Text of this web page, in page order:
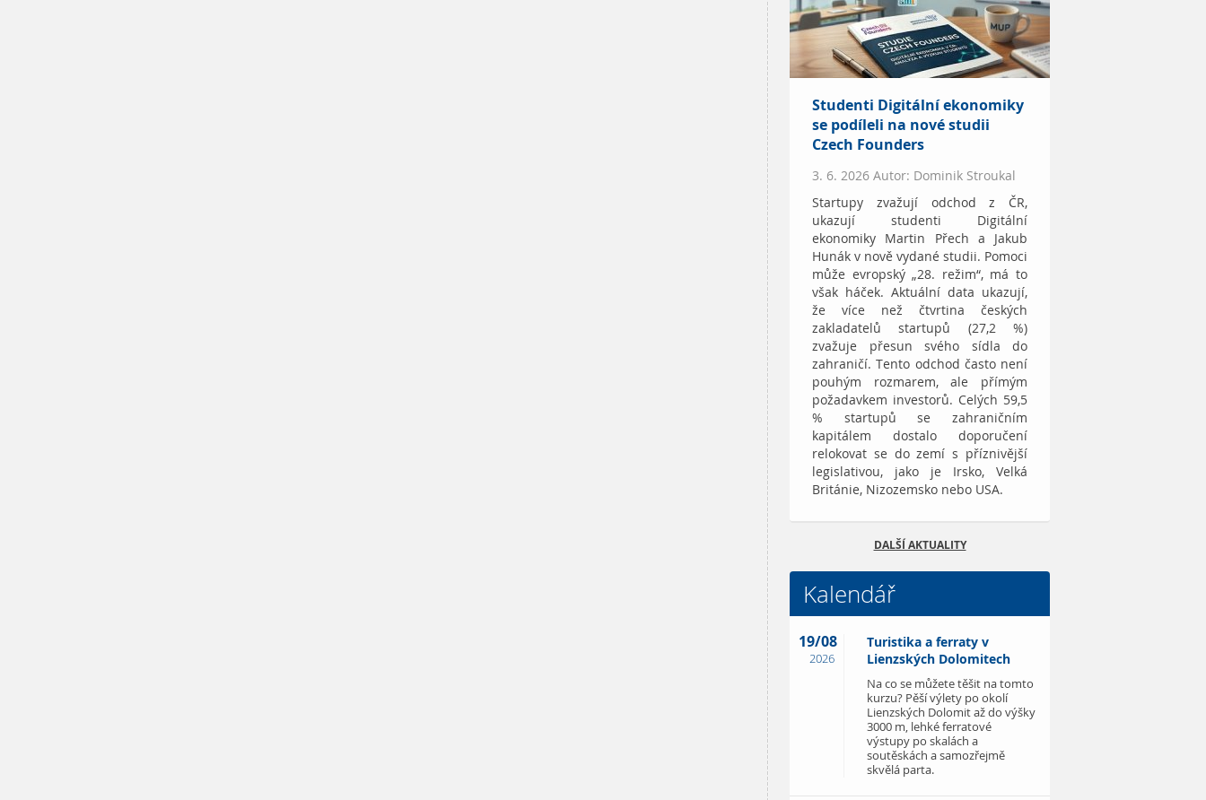
Studenti Digitální ekonomiky
se podíleli na nové studii
Czech Founders
3. 6. 2026 Autor: Dominik Stroukal
Startupy zvažují odchod z ČR,
ukazují studenti Digitální
ekonomiky Martin Přech a Jakub
Hunák v nově vydané studii. Pomoci
může evropský „28. režim“, má to
však háček. Aktuální data ukazují,
že více než čtvrtina českých
zakladatelů startupů (27,2 %)
zvažuje přesun svého sídla do
zahraničí. Tento odchod často není
pouhým rozmarem, ale přímým
požadavkem investorů. Celých 59,5
% startupů se zahraničním
kapitálem dostalo doporučení
relokovat se do zemí s příznivější
legislativou, jako je Irsko, Velká
Británie, Nizozemsko nebo USA.
DALŠÍ AKTUALITY
Kalendář
19/08
2026
Turistika a ferraty v
Lienzských Dolomitech
Na co se můžete těšit na tomto
kurzu? Pěší výlety po okolí
Lienzských Dolomit až do výšky
3000 m, lehké ferratové
výstupy po skalách a
soutěskách a samozřejmě
skvělá parta.